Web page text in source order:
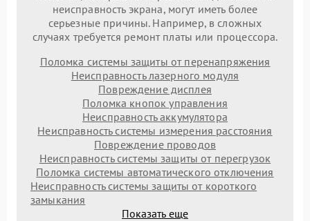
неисправность экрана, могут иметь более
серьезные причины. Например, в сложных
случаях требуется ремонт платы или процессора.
Поломка системы защиты от перенапряжения
Неисправность лазерного модуля
Повреждение дисплея
Поломка кнопок управления
Неисправность аккумулятора
Неисправность системы измерения расстояния
Повреждение проводов
Неисправность системы защиты от перегрузок
Поломка системы автоматического отключения
Неисправность системы защиты от короткого
замыкания
Показать еще